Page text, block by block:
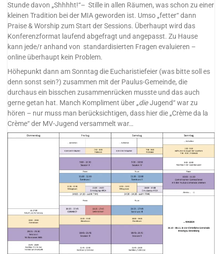
Stunde davon „Shhhht!“– Stille in allen Räumen, was schon zu einer
kleinen Tradition bei der MIA geworden ist. Umso „fetter“ dann
Praise & Worship zum Start der Sessions. Überhaupt wird das
Konferenzformat laufend abgefragt und angepasst. Zu Hause
kann jede/r anhand von standardisierten Fragen evaluieren –
online überhaupt kein Problem.
Höhepunkt dann am Sonntag die Eucharistiefeier (was bitte soll es
denn sonst sein?) zusammen mit der Paulus-Gemeinde, die
durchaus ein bisschen zusammenrücken musste und das auch
gerne getan hat. Manch Kompliment über „dieJugend“ war zu
hören – nur muss man berücksichtigen, dass hier die „Crème da la
Crème“ der MV-Jugend versammelt war…